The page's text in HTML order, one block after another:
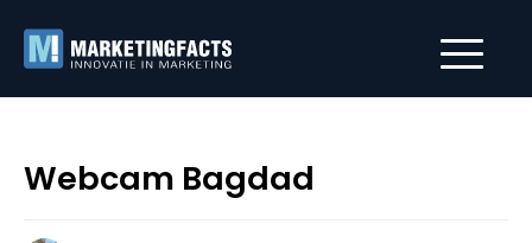
Webcam Bagdad